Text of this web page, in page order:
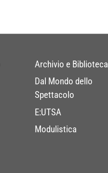
Archivio e Biblioteca
Dal Mondo dello
Spettacolo
E:UTSA
Modulistica